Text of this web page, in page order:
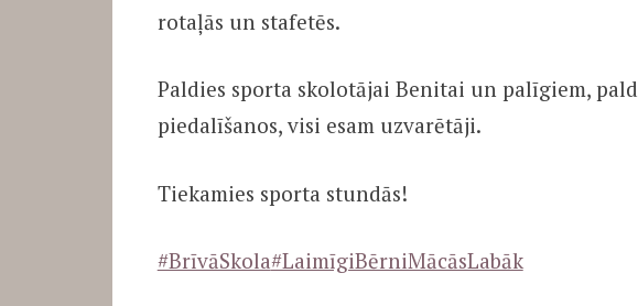
rotaļās un stafetēs.
Paldies sporta skolotājai Benitai un palīgiem,
piedalīšanos, visi esam uzvarētāji.
Tiekamies sporta stundās!
#BrīvāSkola#LaimīgiBērniMācāsLabāk